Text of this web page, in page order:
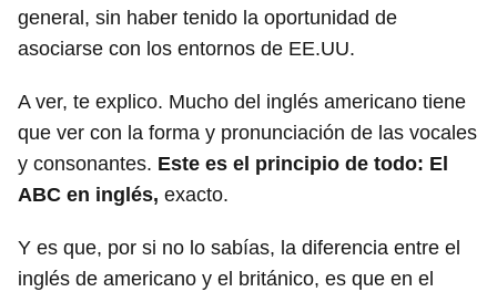
general, sin haber tenido la oportunidad de
asociarse con los entornos de EE.UU.
A ver, te explico. Mucho del inglés americano tiene
que ver con la forma y pronunciación de las vocales
y consonantes. Este es el principio de todo: El
ABC en inglés, exacto.
Y es que, por si no lo sabías, la diferencia entre el
inglés de americano y el británico, es que en el